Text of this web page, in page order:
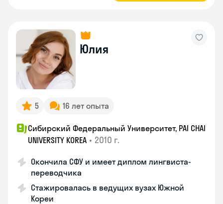
Юлия
5 16 лет опыта
Сибирский Федеральный Университет, PAI CHAI
UNIVERSITY KOREA • 2010 г.
Окончила СФУ и имеет диплом лингвиста-
переводчика
Стажировалась в ведущих вузах Южной
Кореи